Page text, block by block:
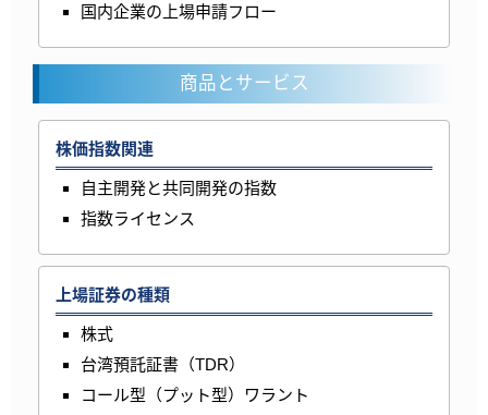
国内企業の上場申請フロー
商品とサービス
株価指数関連
自主開発と共同開発の指数
指数ライセンス
上場証券の種類
株式
台湾預託証書（TDR）
コール型（プット型）ワラント